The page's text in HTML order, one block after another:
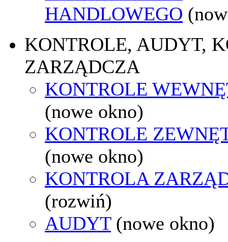
HANDLOWEGO
KONTROLE, AUDYT,
ZARZĄDCZA
KONTROLE
(nowe okno)
KONTROLE
(nowe okno)
KONTROLA
(rozwiń)
AUDYT (nowe okno)